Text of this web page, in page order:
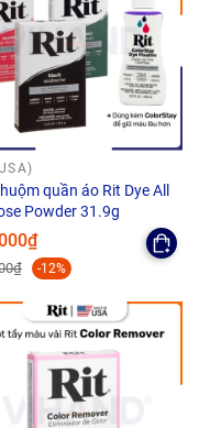
quần áo Rit Dye All
Powder 31.9g
-12%